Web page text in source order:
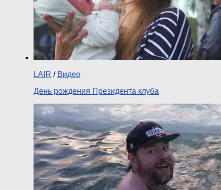
LAIR / Видео
День рождения Президента клуба